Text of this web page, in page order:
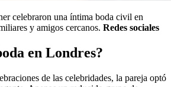
celebraron una íntima boda civil en
y amigos cercanos. Redes sociales
en Londres?
de las celebridades, la pareja optó